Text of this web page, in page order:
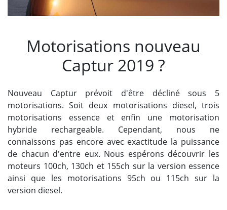
Motorisations nouveau
Captur 2019 ?
Nouveau Captur prévoit d'être décliné sous 5
motorisations. Soit deux motorisations diesel, trois
motorisations essence et enfin une motorisation
hybride rechargeable. Cependant, nous ne
connaissons pas encore avec exactitude la puissance
de chacun d'entre eux. Nous espérons découvrir les
moteurs 100ch, 130ch et 155ch sur la version essence
ainsi que les motorisations 95ch ou 115ch sur la
version diesel.